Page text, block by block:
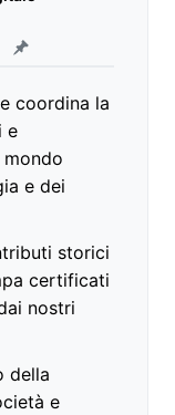
coordina la
e
e dei
storici
certificati
nostri
della
e